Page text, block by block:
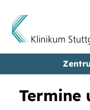
Direkt zum Inhalt
Termine